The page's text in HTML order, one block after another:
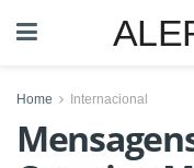
Home Internacional